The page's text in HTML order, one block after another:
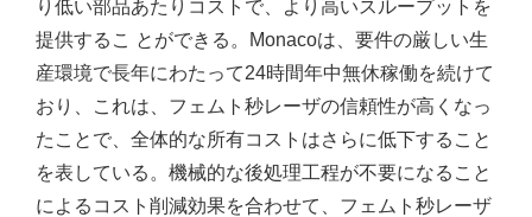
り低い部品あたりコストで、より高いスループットを
提供するこ とができる。Monacoは、要件の厳しい生
産環境で長年にわたって24時間年中無休稼働を続けて
おり、これは、フェムト秒レーザの信頼性が高くなっ
たことで、全体的な所有コストはさらに低下すること
を表している。機械的な後処理工程が不要になること
によるコスト削減効果を合わせて、フェムト秒レーザ